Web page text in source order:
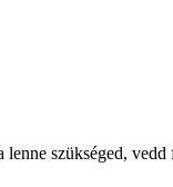
szükséged,